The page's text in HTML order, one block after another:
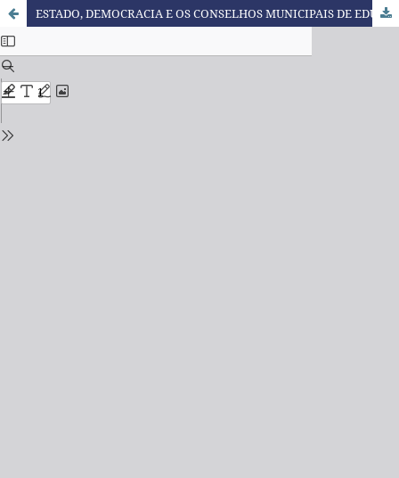
ESTADO, DEMOCRACIA E OS CONSELHOS MUNICIPAIS DE EDUCAÇÃO